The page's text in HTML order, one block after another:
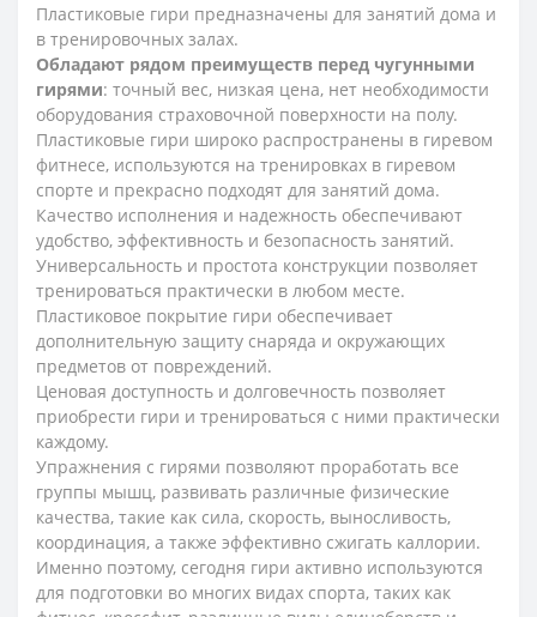
Пластиковые гири предназначены для занятий дома и
в тренировочных залах.
Обладают рядом преимуществ перед чугунными
гирями: точный вес, низкая цена, нет необходимости
оборудования страховочной поверхности на полу.
Пластиковые гири широко распространены в гиревом
фитнесе, используются на тренировках в гиревом
спорте и прекрасно подходят для занятий дома.
Качество исполнения и надежность обеспечивают
удобство, эффективность и безопасность занятий.
Универсальность и простота конструкции позволяет
тренироваться практически в любом месте.
Пластиковое покрытие гири обеспечивает
дополнительную защиту снаряда и окружающих
предметов от повреждений.
Ценовая доступность и долговечность позволяет
приобрести гири и тренироваться с ними практически
каждому.
Упражнения с гирями позволяют проработать все
группы мышц, развивать различные физические
качества, такие как сила, скорость, выносливость,
координация, а также эффективно сжигать каллории.
Именно поэтому, сегодня гири активно используются
для подготовки во многих видах спорта, таких как